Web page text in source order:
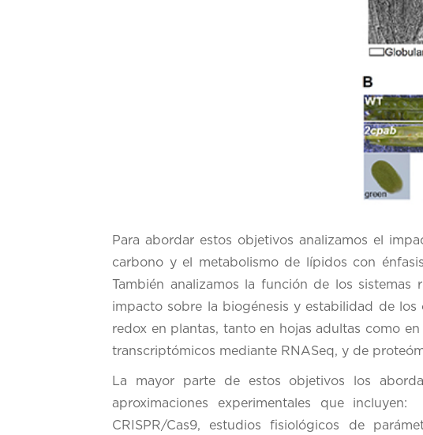
Para abordar estos objetivos analizamos el
carbono y el metabolismo de lípidos con
También analizamos la función de los
impacto sobre la biogénesis y estabilidad de
redox en plantas, tanto en hojas adultas como
transcriptómicos mediante RNASeq, y de
La mayor parte de estos objetivos los
aproximaciones experimentales que
CRISPR/Cas9, estudios fisiológicos de